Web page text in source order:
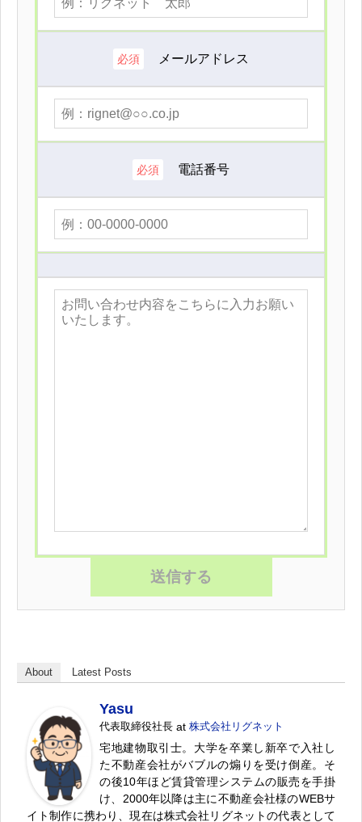
必須 メールアドレス
必須 電話番号
About Latest Posts
Yasu
代表取締役社長 at 株式会社リグネット
宅地建物取引士。大学を卒業し新卒で入社し
た不動産会社がバブルの煽りを受け倒産。そ
の後10年ほど賃貸管理システムの販売を手掛
け、2000年以降は主に不動産会社様のWEBサ
イト制作に携わり、現在は株式会社リグネットの代表として